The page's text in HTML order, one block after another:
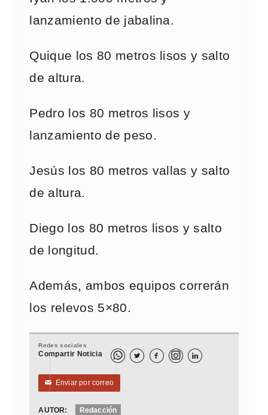
lanzamiento de jabalina.
Quique los 80 metros lisos y salto
de altura.
Pedro los 80 metros lisos y
lanzamiento de peso.
Jesús los 80 metros vallas y salto
de altura.
Diego los 80 metros lisos y salto
de longitud.
Además, ambos equipos correrán
los relevos 5×80.
Redes sociales
Compartir Noticia   
✉ Enviar por correo
AUTOR: Redacción